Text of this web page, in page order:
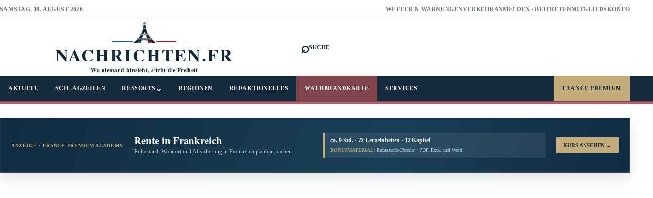
SAMSTAG, 08. AUGUST 2026 WETTER & WARNUNGENVERKEHRANMELDEN / BEITRETENMITGLIEDSKONTO
NACHRICHTEN.FR
Wo niemand hinsieht, stirbt die Freiheit
⌕SUCHE
AKTUELL SCHLAGZEILEN RESSORTS ⌄ REGIONEN REDAKTIONELLES WALDBRANDKARTE SERVICES FRANCE PREMIUM
ANZEIGE · FRANCE PREMIUM ACADEMY Rente in Frankreich
Ruhestand, Wohnort und Absicherung in Frankreich planbar machen.
ca. 9 Std. · 72 Lerneinheiten · 12 Kapitel
BONUSMATERIAL: Ruhestands-Dossier · PDF, Excel und Word
KURS ANSEHEN →